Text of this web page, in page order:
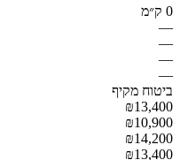
0 ק״מ
—
—
—
—
ביטוח מקיף
₪13,400
₪10,900
₪14,200
₪13,400